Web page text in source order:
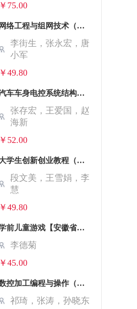
￥75.00
网络工程与组网技术（华为版）【安徽省规】
李街生，张永宏，唐
小军
￥49.80
汽车车身电控系统结构与检修（第二版）【安徽省规】
张存宏，王爱国，赵
海新
￥52.00
大学生创新创业教程（第二版）【山西省规】
段文美，王雪娟，李
慧
￥49.80
学前儿童游戏【安徽省规】
李德菊
￥45.00
数控加工编程与操作（活页式）【安徽省规】
祁琦，张涛，孙晓东